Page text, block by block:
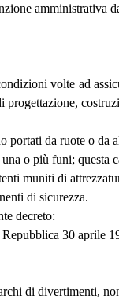
amministrativa
volte ad
da ruote o da
o più funi; questa
muniti di
di sicurezza.
decreto:
30 aprile
di divertimenti,